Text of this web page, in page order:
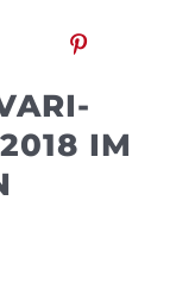
IM